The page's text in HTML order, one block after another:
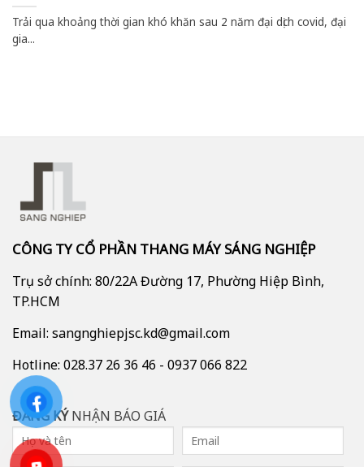
Trải qua khoảng thời gian khó khăn sau 2 năm đại dịch covid, đại
gia...
CÔNG TY CỔ PHẦN THANG MÁY SÁNG NGHIỆP
Trụ sở chính: 80/22A Đường 17, Phường Hiệp Bình,
TP.HCM
Email: sangnghiepjsc.kd@gmail.com
Hotline: 028.37 26 36 46 - 0937 066 822
ĐĂNG KÝNHẬN BÁO GIÁ